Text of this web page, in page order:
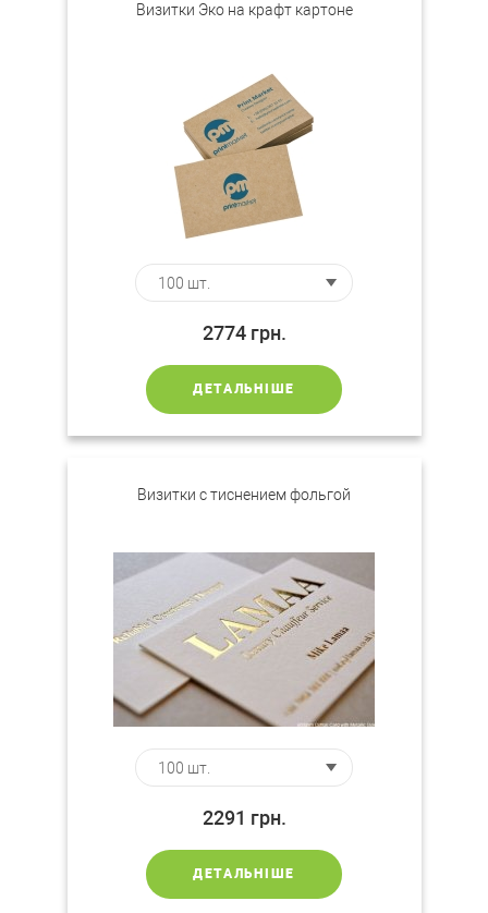
Визитки Эко на крафт картоне
2774 грн.
ДЕТАЛЬНІШЕ
Визитки с тиснением фольгой
2291 грн.
ДЕТАЛЬНІШЕ